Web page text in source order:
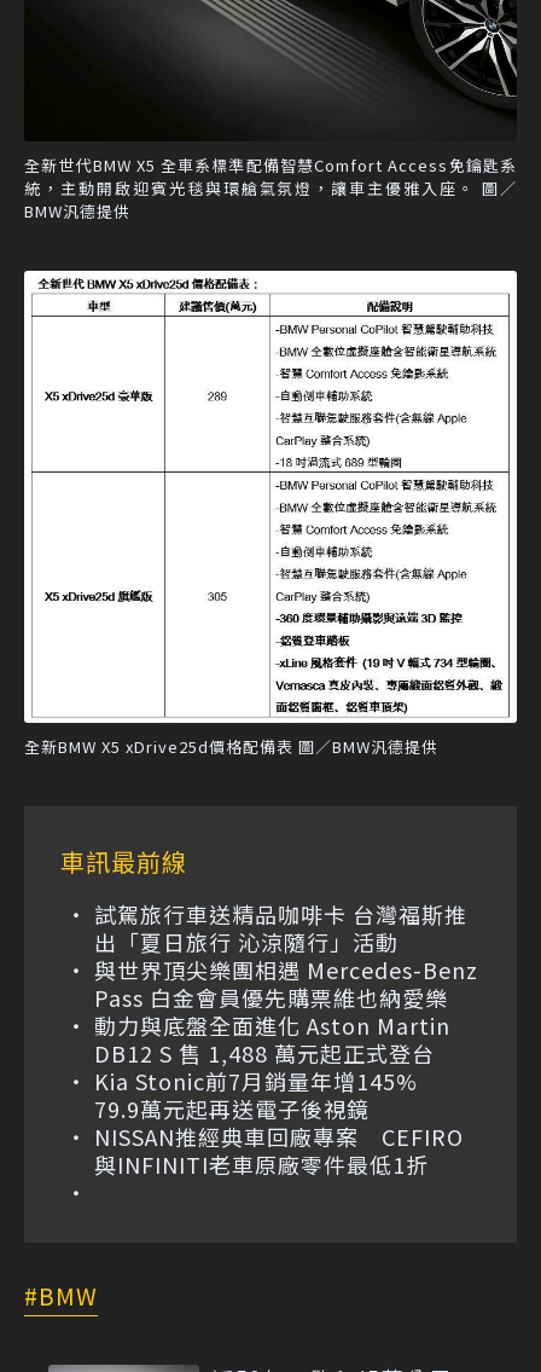
全新世代BMW X5 全車系標準配備智慧Comfort Access免鑰匙系
統，主動開啟迎賓光毯與環艙氣氛燈，讓車主優雅入座。 圖／
BMW汎德提供
全新BMW X5 xDrive25d價格配備表 圖／BMW汎德提供
車訊最前線
試駕旅行車送精品咖啡卡 台灣福斯推
出「夏日旅行 沁涼隨行」活動
與世界頂尖樂團相遇 Mercedes-Benz
Pass 白金會員優先購票維也納愛樂
動力與底盤全面進化 Aston Martin
DB12 S 售 1,488 萬元起正式登台
Kia Stonic前7月銷量年增145%
79.9萬元起再送電子後視鏡
NISSAN推經典車回廠專案 CEFIRO
與INFINITI老車原廠零件最低1折
BMW